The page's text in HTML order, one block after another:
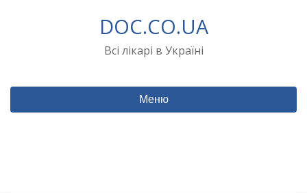
DOC.CO.UA
Всі лікарі в Україні
Меню